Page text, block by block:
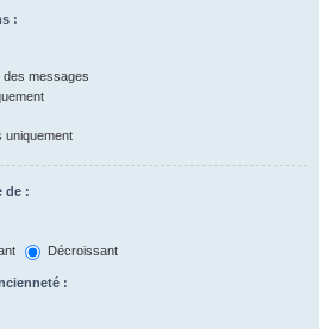
:
des messages
uniquement
de :
Décroissant
: